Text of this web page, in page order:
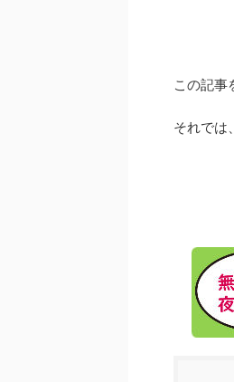
この記事
それでは